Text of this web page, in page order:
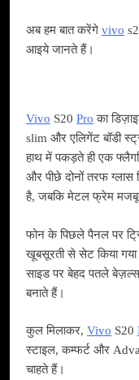
अब हम बात करेंगे vivo
आइये जानते हैं।
Vivo S20 Pro का
slim और एलिगेंट बॉडी
हाथ में पकड़ते ही एक
और पीछे दोनों तरफ ग्लास
है, जबकि मेटल फ्रेम
फोन के पिछले पैनल पर
खूबसूरती से सेट किया
साइड पर बेहद पतले
बनाते हैं।
कुल मिलाकर, Vivo S20
स्टाइल, कम्फर्ट और
चाहते हैं।